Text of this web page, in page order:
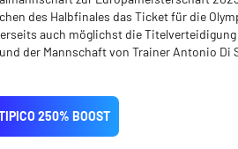
des Halbfinales das Ticket für die
auch möglichst die Titelverteidigung
der Mannschaft von Trainer Antonio Di
250% BOOST